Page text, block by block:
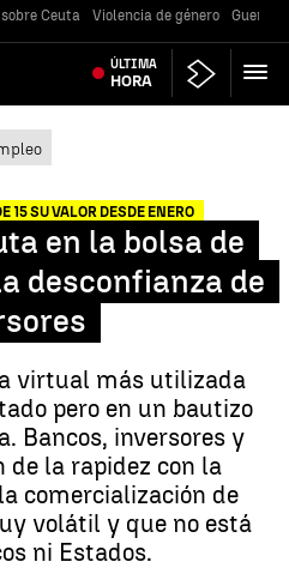
Ceuta Violencia de género Guerra
ÚLTIMA
HORA
SU VALOR DESDE ENERO
en la bolsa de
desconfianza de
virtual más utilizada
pero en un bautizo
Bancos, inversores y
de la rapidez con la
comercialización de
volátil y que no está
ni Estados.